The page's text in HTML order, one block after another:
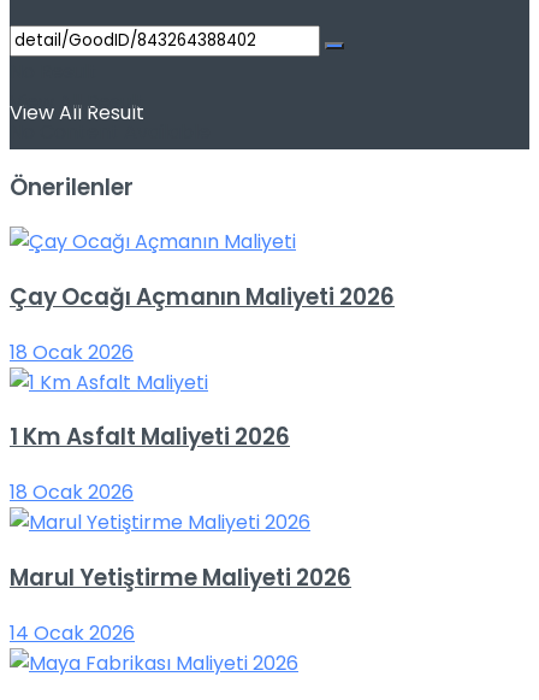
No Result
View All Result
View All Result
Önerilenler
Çay Ocağı Açmanın Maliyeti 2026
18 Ocak 2026
1 Km Asfalt Maliyeti 2026
18 Ocak 2026
Marul Yetiştirme Maliyeti 2026
14 Ocak 2026